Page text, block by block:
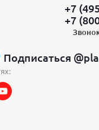
+7
+7
Подписаться